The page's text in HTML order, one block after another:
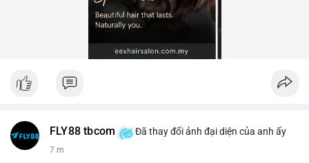
FLY88 tbcom Đã thay đổi ảnh đại diện của anh ấy
7 m